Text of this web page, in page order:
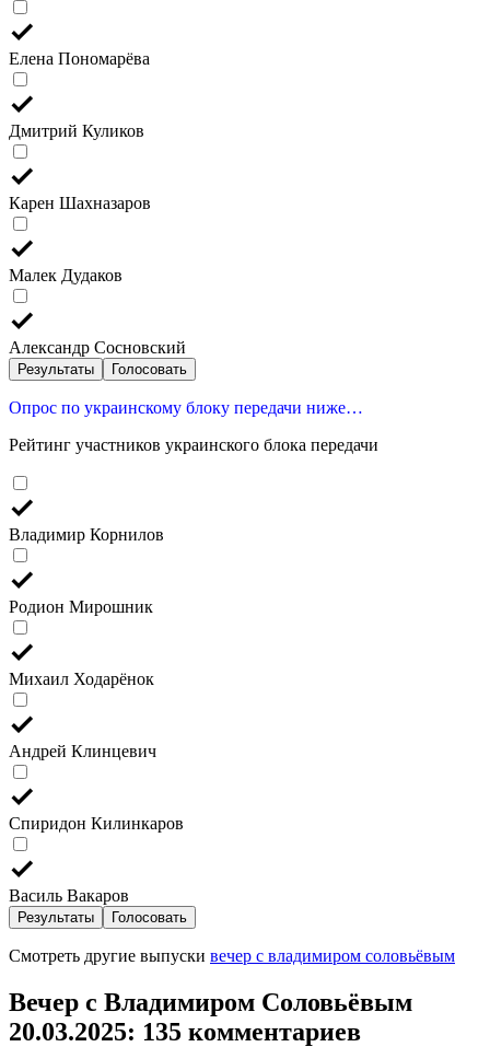
Елена Пономарёва
Дмитрий Куликов
Карен Шахназаров
Малек Дудаков
Александр Сосновский
Результаты Голосовать
Опрос по украинскому блоку передачи ниже…
Рейтинг участников украинского блока передачи
Владимир Корнилов
Родион Мирошник
Михаил Ходарёнок
Андрей Клинцевич
Спиридон Килинкаров
Василь Вакаров
Результаты Голосовать
Смотреть другие выпуски вечер с владимиром соловьёвым
Вечер с Владимиром Соловьёвым
20.03.2025: 135 комментариев